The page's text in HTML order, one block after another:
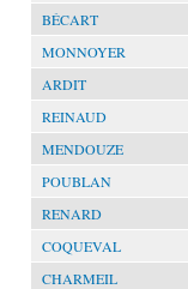
BÉCART
MONNOYER
ARDIT
REINAUD
MENDOUZE
POUBLAN
RENARD
COQUEVAL
CHARMEIL